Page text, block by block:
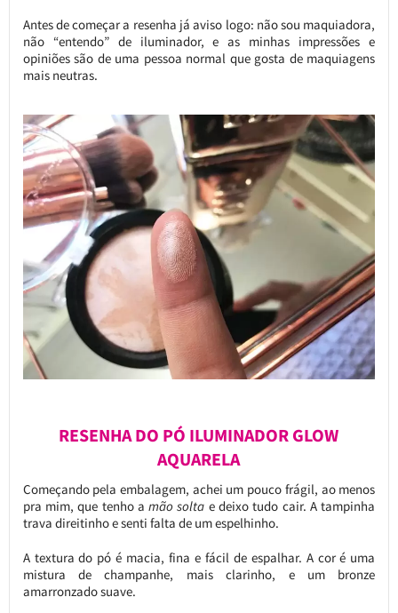
Antes de começar a resenha já aviso logo: não sou maquiadora,
não “entendo” de iluminador, e as minhas impressões e
opiniões são de uma pessoa normal que gosta de maquiagens
mais neutras.
RESENHA DO PÓ ILUMINADOR GLOW
AQUARELA
Começando pela embalagem, achei um pouco frágil, ao menos
pra mim, que tenho amão solta e deixo tudo cair. A tampinha
trava direitinho e senti falta de um espelhinho.
A textura do pó é macia, fina e fácil de espalhar. A cor é uma
mistura de champanhe, mais clarinho, e um bronze
amarronzado suave.